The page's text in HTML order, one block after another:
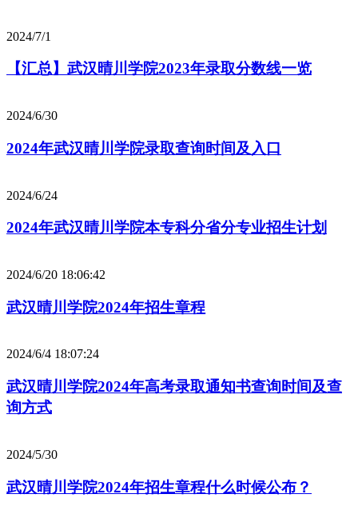
2024/7/1
【汇总】武汉晴川学院2023年录取分数线一览
2024/6/30
2024年武汉晴川学院录取查询时间及入口
2024/6/24
2024年武汉晴川学院本专科分省分专业招生计划
2024/6/20 18:06:42
武汉晴川学院2024年招生章程
2024/6/4 18:07:24
武汉晴川学院2024年高考录取通知书查询时间及查
询方式
2024/5/30
武汉晴川学院2024年招生章程什么时候公布？